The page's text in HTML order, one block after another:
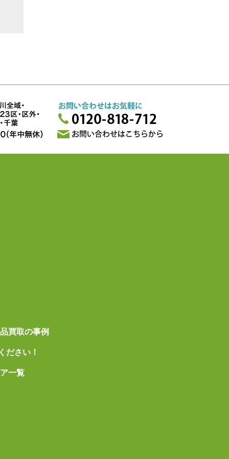
買取の事例
ださい！
一覧